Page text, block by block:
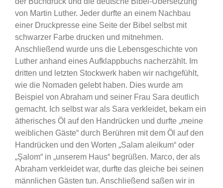
von Martin Luther. Jeder durfte an einem Nachbau
einer Druckpresse eine Seite der Bibel selbst mit
schwarzer Farbe drucken und mitnehmen.
Anschließend wurde uns die Lebensgeschichte von
Luther anhand eines Aufklappbuchs nacherzählt. Im
dritten und letzten Stockwerk haben wir nachgefühlt,
wie die Nomaden gelebt haben. Dies wurde am
Beispiel von Abraham und seiner Frau Sara deutlich
gemacht. Ich selbst war als Sara verkleidet, bekam ein
ätherisches Öl auf den Handrücken und durfte „meine
weiblichen Gäste“ durch Berühren mit dem Öl auf den
Handrücken und den Worten „Salam aleikum“ oder
„Şalom“ in „unserem Haus“ begrüßen. Marco, der als
Abraham verkleidet war, durfte das gleiche bei seinen
männlichen Gästen tun. Anschließend saßen wir in